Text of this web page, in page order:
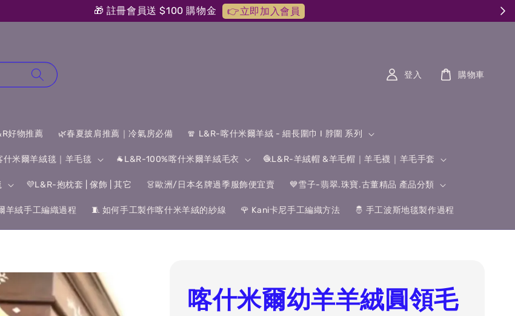
🎁 註冊會員送 $100 購物金 👉立即加入會員
好物推薦 🌿春夏披肩推薦｜冷氣房必備 🧣 L&R-喀什米爾羊絨 - 細長圍巾 I 脖圍 系列
米爾羊絨毯｜羊毛毯 🐐L&R-100%喀什米爾羊絨毛衣 🧶L&R-羊絨帽 &羊毛帽｜羊毛襪｜羊毛手套
💜L&R-抱枕套 | 傢飾 | 其它 👗歐洲/日本名牌過季服飾便宜賣 💙雪子-翡翠.珠寶.古董精品 產品分類
羊絨手工編織過程 🧵 如何手工製作喀什米羊絨的紗線 🌹 Kani卡尼手工編織方法 🤴 手工波斯地毯製作過程
登入 購物車
喀什米爾幼羊羊絨圓領毛